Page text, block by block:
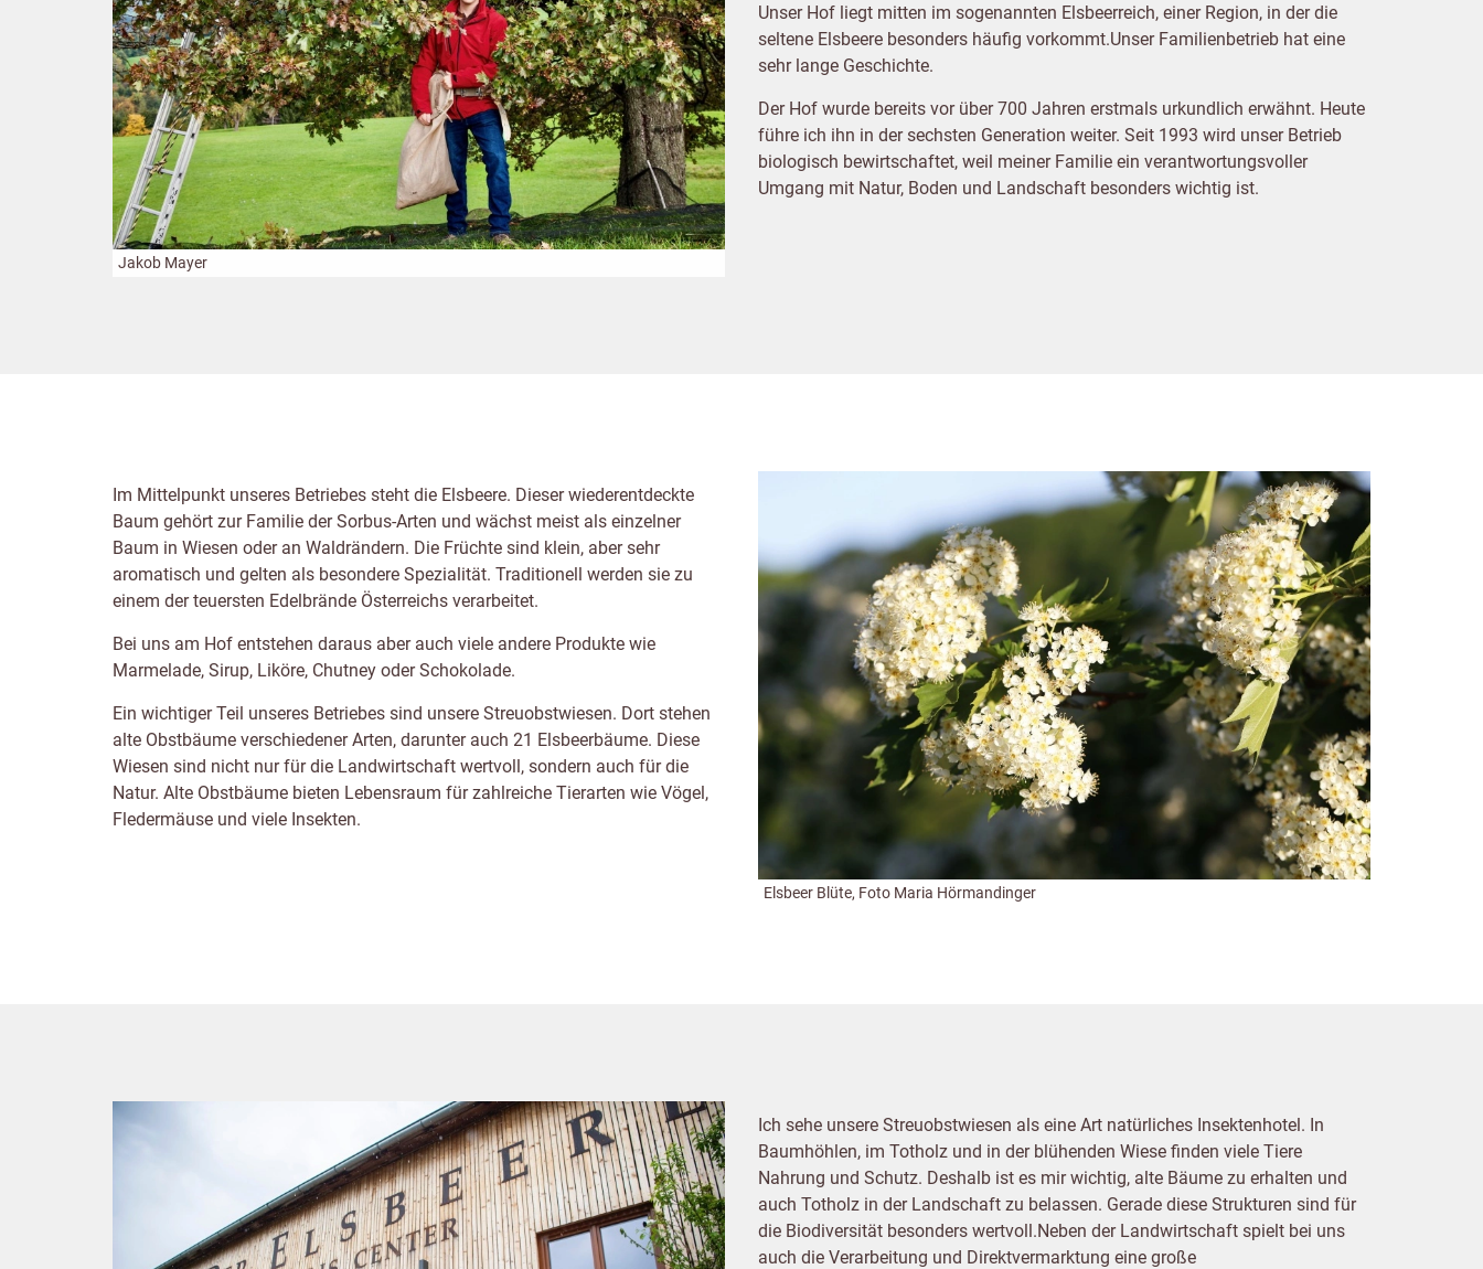
Unser Hof liegt mitten im sogenannten Elsbeerreich, einer Region, in der die
seltene Elsbeere besonders häufig vorkommt.Unser Familienbetrieb hat eine
sehr lange Geschichte.
Der Hof wurde bereits vor über 700 Jahren erstmals urkundlich erwähnt. Heute
führe ich ihn in der sechsten Generation weiter. Seit 1993 wird unser Betrieb
biologisch bewirtschaftet, weil meiner Familie ein verantwortungsvoller
Umgang mit Natur, Boden und Landschaft besonders wichtig ist.
Jakob Mayer
Im Mittelpunkt unseres Betriebes steht die Elsbeere. Dieser wiederentdeckte
Baum gehört zur Familie der Sorbus-Arten und wächst meist als einzelner
Baum in Wiesen oder an Waldrändern. Die Früchte sind klein, aber sehr
aromatisch und gelten als besondere Spezialität. Traditionell werden sie zu
einem der teuersten Edelbrände Österreichs verarbeitet.
Bei uns am Hof entstehen daraus aber auch viele andere Produkte wie
Marmelade, Sirup, Liköre, Chutney oder Schokolade.
Ein wichtiger Teil unseres Betriebes sind unsere Streuobstwiesen. Dort stehen
alte Obstbäume verschiedener Arten, darunter auch 21 Elsbeerbäume. Diese
Wiesen sind nicht nur für die Landwirtschaft wertvoll, sondern auch für die
Natur. Alte Obstbäume bieten Lebensraum für zahlreiche Tierarten wie Vögel,
Fledermäuse und viele Insekten.
Elsbeer Blüte, Foto Maria Hörmandinger
Ich sehe unsere Streuobstwiesen als eine Art natürliches Insektenhotel. In
Baumhöhlen, im Totholz und in der blühenden Wiese finden viele Tiere
Nahrung und Schutz. Deshalb ist es mir wichtig, alte Bäume zu erhalten und
auch Totholz in der Landschaft zu belassen. Gerade diese Strukturen sind für
die Biodiversität besonders wertvoll.Neben der Landwirtschaft spielt bei uns
auch die Verarbeitung und Direktvermarktung eine große